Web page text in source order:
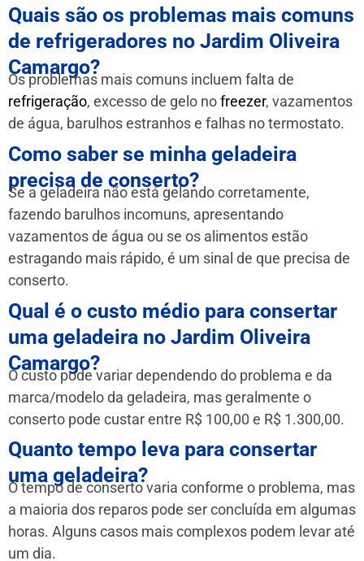
Quais são os problemas mais comuns
de refrigeradores no Jardim Oliveira
Camargo?
Os problemas mais comuns incluem falta de
refrigeração, excesso de gelo nofreezer, vazamentos
de água, barulhos estranhos e falhas no termostato.
Como saber se minha geladeira
precisa de conserto?
Se a geladeira não está gelando corretamente,
fazendo barulhos incomuns, apresentando
vazamentos de água ou se os alimentos estão
estragando mais rápido, é um sinal de que precisa de
conserto.
Qual é o custo médio para consertar
uma geladeira no Jardim Oliveira
Camargo?
O custo pode variar dependendo do problema e da
marca/modelo da geladeira, mas geralmente o
conserto pode custar entre R$ 100,00 e R$ 1.300,00.
Quanto tempo leva para consertar
uma geladeira?
O tempo de conserto varia conforme o problema, mas
a maioria dos reparos pode ser concluída em algumas
horas. Alguns casos mais complexos podem levar até
um dia.